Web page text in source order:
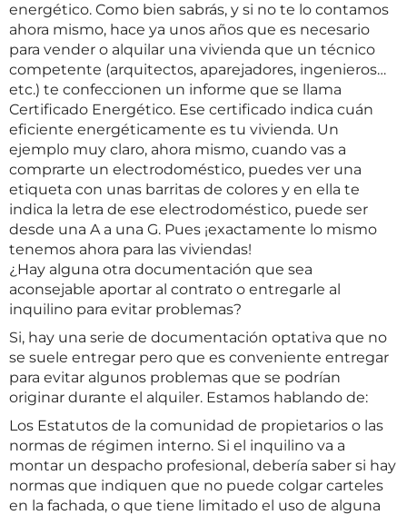
energético. Como bien sabrás, y si no te lo contamos
ahora mismo, hace ya unos años que es necesario
para vender o alquilar una vivienda que un técnico
competente (arquitectos, aparejadores, ingenieros…
etc.) te confeccionen un informe que se llama
Certificado Energético. Ese certificado indica cuán
eficiente energéticamente es tu vivienda. Un
ejemplo muy claro, ahora mismo, cuando vas a
comprarte un electrodoméstico, puedes ver una
etiqueta con unas barritas de colores y en ella te
indica la letra de ese electrodoméstico, puede ser
desde una A a una G. Pues ¡exactamente lo mismo
tenemos ahora para las viviendas!
¿Hay alguna otra documentación que sea
aconsejable aportar al contrato o entregarle al
inquilino para evitar problemas?
Si, hay una serie de documentación optativa que no
se suele entregar pero que es conveniente entregar
para evitar algunos problemas que se podrían
originar durante el alquiler. Estamos hablando de:
Los Estatutos de la comunidad de propietarios o las
normas de régimen interno. Si el inquilino va a
montar un despacho profesional, debería saber si hay
normas que indiquen que no puede colgar carteles
en la fachada, o que tiene limitado el uso de alguna